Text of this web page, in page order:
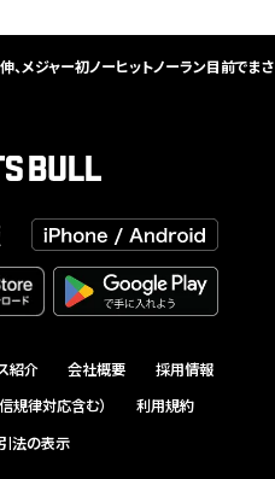
、メジャー初ノーヒットノーラン目前で
紹介 会社概要
採用情報
規律対応含む）
利用規約
法の表示